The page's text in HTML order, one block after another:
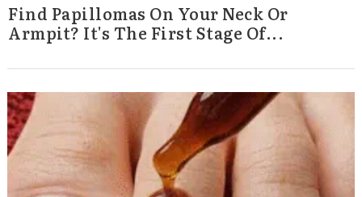
Find Papillomas On Your Neck Or
Armpit? It's The First Stage Of...